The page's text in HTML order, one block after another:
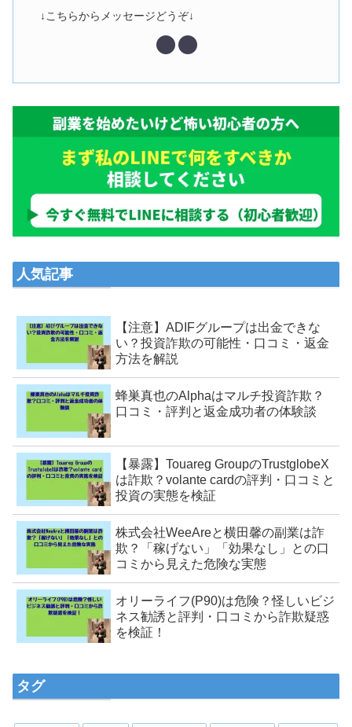
↓こちらからメッセージどうぞ↓
人気記事
【注意】ADIFグループは出金できな
い？投資詐欺の可能性・口コミ・返金
方法を解説
蜂巣真也のAlphaはマルチ投資詐欺？
口コミ・評判と返金成功者の体験談
【暴露】Touareg GroupのTrustglobeX
は詐欺？volante cardの評判・口コミと
投資の実態を検証
株式会社WeeAreと横田馨の副業は詐
欺？「稼げない」「効果なし」との口
コミから見えた危険な実態
オリーライフ(P90)は危険？怪しいビジ
ネス勧誘と評判・口コミから詐欺疑惑
を検証！
タグ